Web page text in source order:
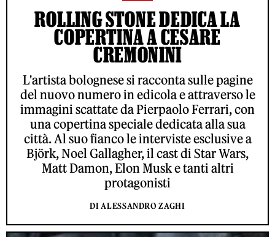
ROLLING STONE DEDICA LA
COPERTINA A CESARE
CREMONINI
L'artista bolognese si racconta sulle pagine
del nuovo numero in edicola e attraverso le
immagini scattate da Pierpaolo Ferrari, con
una copertina speciale dedicata alla sua
città. Al suo fianco le interviste esclusive a
Björk, Noel Gallagher, il cast di Star Wars,
Matt Damon, Elon Musk e tanti altri
protagonisti
DI ALESSANDRO ZAGHI